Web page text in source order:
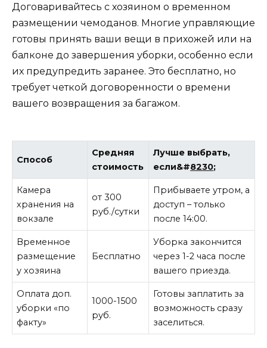
Договаривайтесь с хозяином о временном
размещении чемоданов. Многие управляющие
готовы принять ваши вещи в прихожей или на
балконе до завершения уборки, особенно если
их предупредить заранее. Это бесплатно, но
требует четкой договоренности о времени
вашего возвращения за багажом.
Способ
Средняя
стоимость
Лучше выбрать,
если&#8230;
Камера
хранения на
вокзале
от 300
руб./сутки
Прибываете утром, а
доступ – только
после 14:00.
Временное
размещение
у хозяина
Бесплатно
Уборка закончится
через 1-2 часа после
вашего приезда.
Оплата доп.
уборки «по
факту»
1000-1500
руб.
Готовы заплатить за
возможность сразу
заселиться.